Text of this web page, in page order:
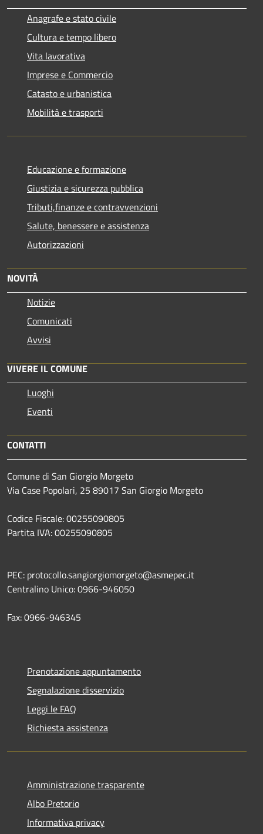
Anagrafe e stato civile
Cultura e tempo libero
Vita lavorativa
Imprese e Commercio
Catasto e urbanistica
Mobilità e trasporti
Educazione e formazione
Giustizia e sicurezza pubblica
Tributi,finanze e contravvenzioni
Salute, benessere e assistenza
Autorizzazioni
NOVITÀ
Notizie
Comunicati
Avvisi
VIVERE IL COMUNE
Luoghi
Eventi
CONTATTI
Comune di San Giorgio Morgeto
Via Case Popolari, 25 89017 San Giorgio Morgeto
Codice Fiscale: 00255090805
Partita IVA: 00255090805
PEC: protocollo.sangiorgiomorgeto@asmepec.it
Centralino Unico: 0966-946050
Fax: 0966-946345
Prenotazione appuntamento
Segnalazione disservizio
Leggi le FAQ
Richiesta assistenza
Amministrazione trasparente
Albo Pretorio
Informativa privacy